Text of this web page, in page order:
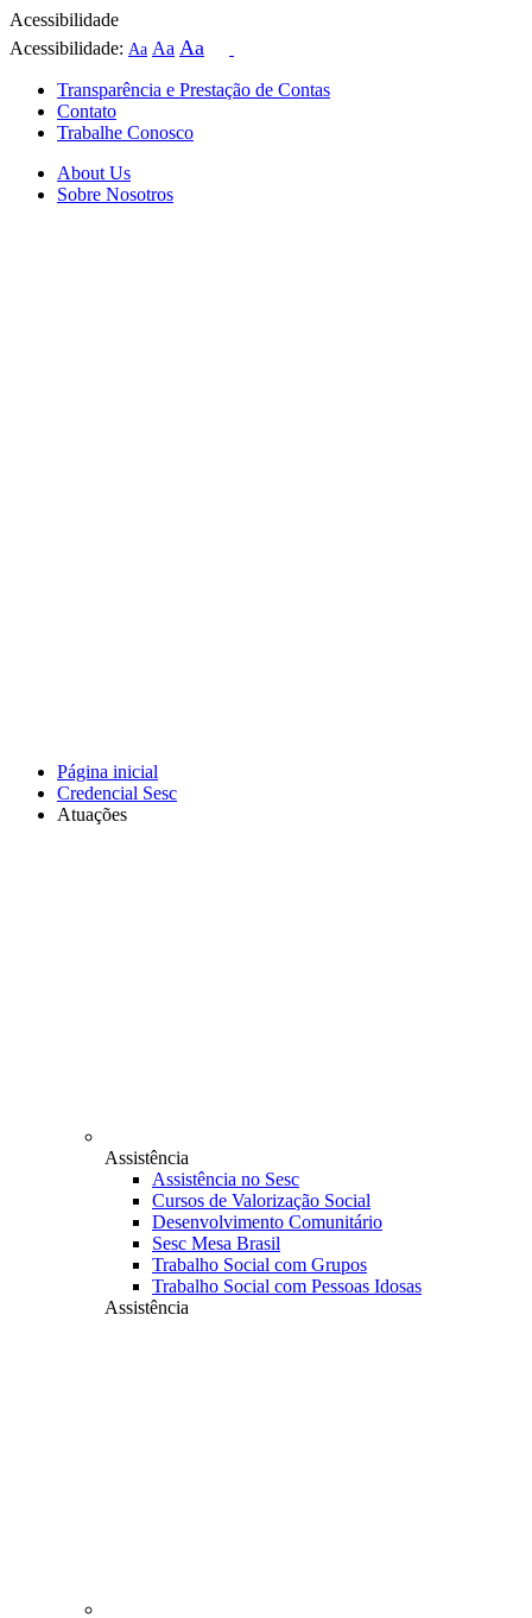
Acessibilidade
Acessibilidade: Aa Aa Aa
Transparência e Prestação de Contas
Contato
Trabalhe Conosco
About Us
Sobre Nosotros
Página inicial
Credencial Sesc
Atuações
Assistência
Assistência no Sesc
Cursos de Valorização Social
Desenvolvimento Comunitário
Sesc Mesa Brasil
Trabalho Social com Grupos
Trabalho Social com Pessoas Idosas
Assistência